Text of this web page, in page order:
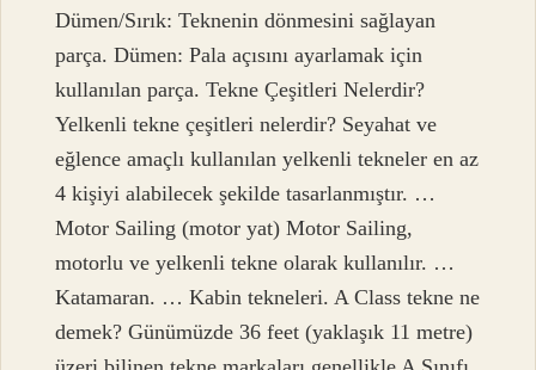
Dümen/Sırık: Teknenin dönmesini sağlayan
parça. Dümen: Pala açısını ayarlamak için
kullanılan parça. Tekne Çeşitleri Nelerdir?
Yelkenli tekne çeşitleri nelerdir? Seyahat ve
eğlence amaçlı kullanılan yelkenli tekneler en az
4 kişiyi alabilecek şekilde tasarlanmıştır. …
Motor Sailing (motor yat) Motor Sailing,
motorlu ve yelkenli tekne olarak kullanılır. …
Katamaran. … Kabin tekneleri. A Class tekne ne
demek? Günümüzde 36 feet (yaklaşık 11 metre)